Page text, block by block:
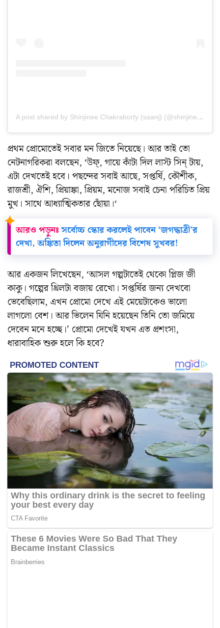
A post shared by Shinjinee Chakraborty (saanj) (@shinjinee_chakraborty)
প্রথম প্রোমোতেই সবার মন জিতে নিয়েছে।আর তাই তো
নেটনাগরিকরা বলছেন, ‘উফ্, গায়ে কাঁটা দিল লাস্ট সিন্ টায়,
এটা দেখতেই হবে।পছন্দের সবাই আছে, সপ্তর্ষি, কৌশীক,
রাজশ্রী, ঐশি, প্রিয়াঙ্কা, প্রিয়ম, মনোজ সবাই চেনা পরিচিত প্রিয়
মুখ।সাথে আধ্যাত্মিকতার ছোঁয়া।‘
আরও পড়ুনঃসর্বোচ্চ স্কোর করলেই পাবেন ‘জগদ্ধাত্রী’র
দেখা, অঙ্কিতা দিলেন অনুরাগীদের বিশেষ সুখবর!
আর একজন লিখেছেন, ‘আসল গল্পটাতেই থেকো প্লিজ জী
কাকু।গল্পের থ্রিলটা বজায় রেখো। সপ্তর্ষির জন্য দেখবো
ভেবেছিলাম, এখন প্রোমো দেখে এই মেয়েটাকেও ভালো
লাগলো বেশ। আর ভিলেন যিনি হয়েছেন তিনি তো জমিয়ে
দেবেন মনে হচ্ছে।’ প্রোমো দেখেই যখন এত প্রশংসা,
ধারাবাহিক শুরু হলে কি হবে?